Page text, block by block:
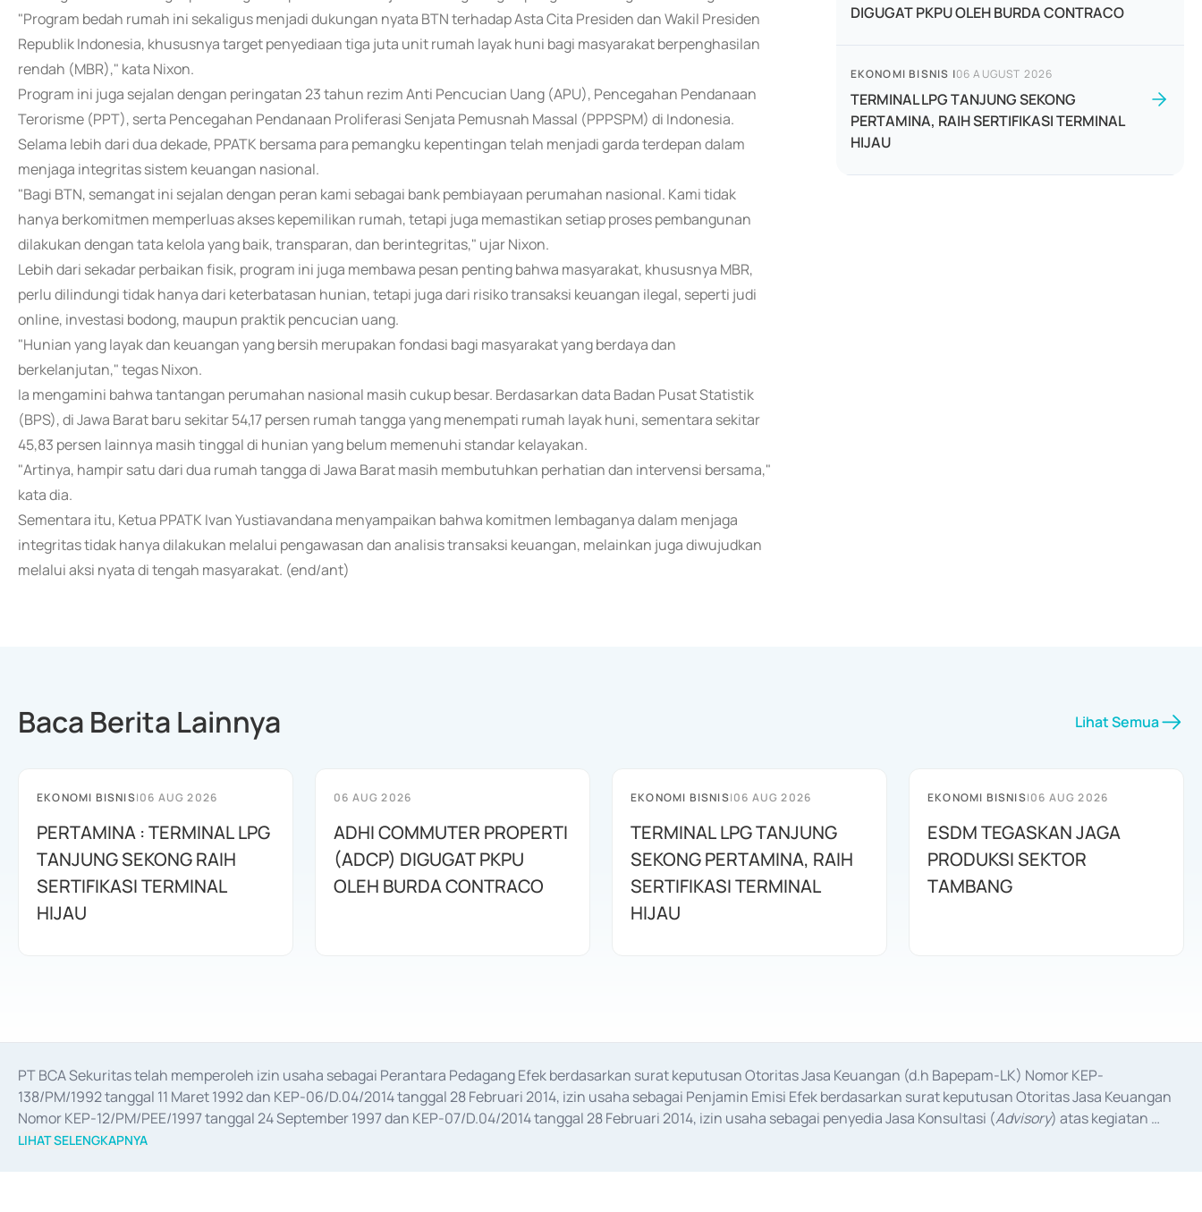
"Program bedah rumah ini sekaligus menjadi dukungan nyata BTN terhadap Asta Cita Presiden dan Wakil Presiden
Republik Indonesia, khususnya target penyediaan tiga juta unit rumah layak huni bagi masyarakat berpenghasilan
rendah (MBR)," kata Nixon.
Program ini juga sejalan dengan peringatan 23 tahun rezim Anti Pencucian Uang (APU), Pencegahan Pendanaan
Terorisme (PPT), serta Pencegahan Pendanaan Proliferasi Senjata Pemusnah Massal (PPPSPM) di Indonesia.
Selama lebih dari dua dekade, PPATK bersama para pemangku kepentingan telah menjadi garda terdepan dalam
menjaga integritas sistem keuangan nasional.
"Bagi BTN, semangat ini sejalan dengan peran kami sebagai bank pembiayaan perumahan nasional. Kami tidak
hanya berkomitmen memperluas akses kepemilikan rumah, tetapi juga memastikan setiap proses pembangunan
dilakukan dengan tata kelola yang baik, transparan, dan berintegritas," ujar Nixon.
Lebih dari sekadar perbaikan fisik, program ini juga membawa pesan penting bahwa masyarakat, khususnya MBR,
perlu dilindungi tidak hanya dari keterbatasan hunian, tetapi juga dari risiko transaksi keuangan ilegal, seperti judi
online, investasi bodong, maupun praktik pencucian uang.
"Hunian yang layak dan keuangan yang bersih merupakan fondasi bagi masyarakat yang berdaya dan
berkelanjutan," tegas Nixon.
Ia mengamini bahwa tantangan perumahan nasional masih cukup besar. Berdasarkan data Badan Pusat Statistik
(BPS), di Jawa Barat baru sekitar 54,17 persen rumah tangga yang menempati rumah layak huni, sementara sekitar
45,83 persen lainnya masih tinggal di hunian yang belum memenuhi standar kelayakan.
"Artinya, hampir satu dari dua rumah tangga di Jawa Barat masih membutuhkan perhatian dan intervensi bersama,"
kata dia.
Sementara itu, Ketua PPATK Ivan Yustiavandana menyampaikan bahwa komitmen lembaganya dalam menjaga
integritas tidak hanya dilakukan melalui pengawasan dan analisis transaksi keuangan, melainkan juga diwujudkan
melalui aksi nyata di tengah masyarakat. (end/ant)
DIGUGAT PKPU OLEH BURDA CONTRACO
EKONOMI BISNIS |06 AUGUST 2026
TERMINAL LPG TANJUNG SEKONG
PERTAMINA, RAIH SERTIFIKASI TERMINAL
HIJAU
Baca Berita Lainnya Lihat Semua
EKONOMI BISNIS|06 AUG 2026
PERTAMINA : TERMINAL LPG
TANJUNG SEKONG RAIH
SERTIFIKASI TERMINAL
HIJAU
06 AUG 2026
ADHI COMMUTER PROPERTI
(ADCP) DIGUGAT PKPU
OLEH BURDA CONTRACO
EKONOMI BISNIS|06 AUG 2026
TERMINAL LPG TANJUNG
SEKONG PERTAMINA, RAIH
SERTIFIKASI TERMINAL
HIJAU
EKONOMI BISNIS|06 AUG 2026
ESDM TEGASKAN JAGA
PRODUKSI SEKTOR
TAMBANG
PT BCA Sekuritas telah memperoleh izin usaha sebagai Perantara Pedagang Efek berdasarkan surat keputusan Otoritas Jasa Keuangan (d.h Bapepam-LK) Nomor KEP-
138/PM/1992 tanggal 11 Maret 1992 dan KEP-06/D.04/2014 tanggal 28 Februari 2014, izin usaha sebagai Penjamin Emisi Efek berdasarkan surat keputusan Otoritas Jasa Keuangan
Nomor KEP-12/PM/PEE/1997 tanggal 24 September 1997 dan KEP-07/D.04/2014 tanggal 28 Februari 2014, izin usaha sebagai penyedia Jasa Konsultasi (Advisory) atas kegiatan
merger, akuisisi, divestasi, dan
LIHAT SELENGKAPNYA